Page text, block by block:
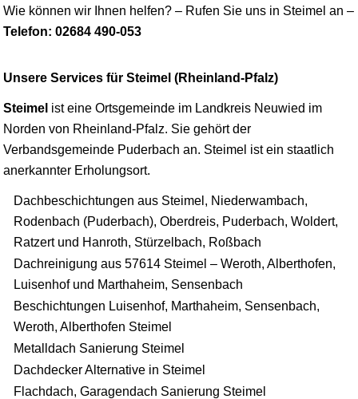
Wie können wir Ihnen helfen? – Rufen Sie uns in Steimel an –
Telefon: 02684 490-053
Unsere Services für Steimel (Rheinland-Pfalz)
Steimel ist eine Ortsgemeinde im Landkreis Neuwied im
Norden von Rheinland-Pfalz. Sie gehört der
Verbandsgemeinde Puderbach an. Steimel ist ein staatlich
anerkannter Erholungsort.
Dachbeschichtungen aus Steimel, Niederwambach,
Rodenbach (Puderbach), Oberdreis, Puderbach, Woldert,
Ratzert und Hanroth, Stürzelbach, Roßbach
Dachreinigung aus 57614 Steimel – Weroth, Alberthofen,
Luisenhof und Marthaheim, Sensenbach
Beschichtungen Luisenhof, Marthaheim, Sensenbach,
Weroth, Alberthofen Steimel
Metalldach Sanierung Steimel
Dachdecker Alternative in Steimel
Flachdach, Garagendach Sanierung Steimel